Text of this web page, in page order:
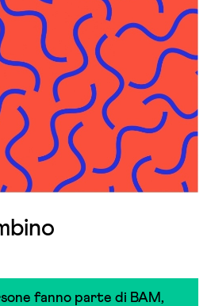
fanno parte di BAM,